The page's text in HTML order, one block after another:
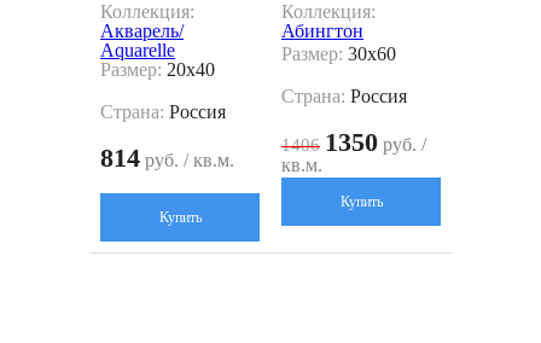
Коллекция:
Акварель/
Aquarelle
Размер: 20x40
Страна: Россия
814 руб. / кв.м.
Купить
Коллекция:
Абингтон
Размер: 30x60
Страна: Россия
1406 1350 руб. /
кв.м.
Купить